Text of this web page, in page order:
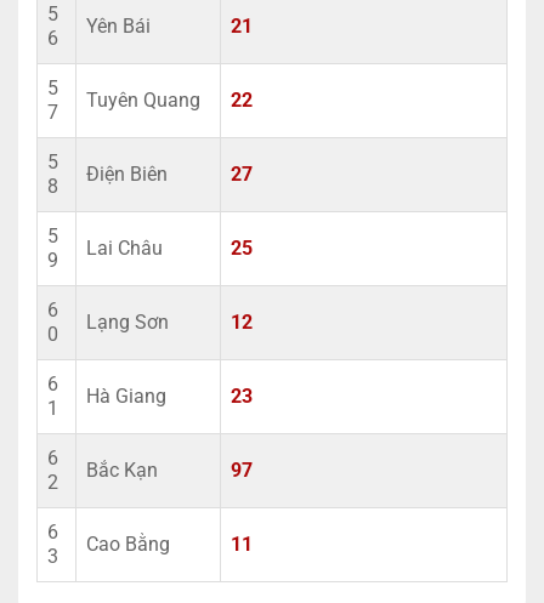
5
6
Yên Bái 21
5
7
Tuyên Quang 22
5
8
Điện Biên 27
5
9
Lai Châu 25
6
0
Lạng Sơn 12
6
1
Hà Giang 23
6
2
Bắc Kạn 97
6
3
Cao Bằng 11